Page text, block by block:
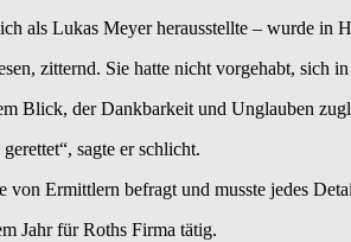
als Lukas Meyer herausstellte – wurde in
zitternd. Sie hatte nicht vorgehabt, sich
Blick, der Dankbarkeit und Unglauben
sagte er schlicht.
von Ermittlern befragt und musste jedes
Jahr für Roths Firma tätig.